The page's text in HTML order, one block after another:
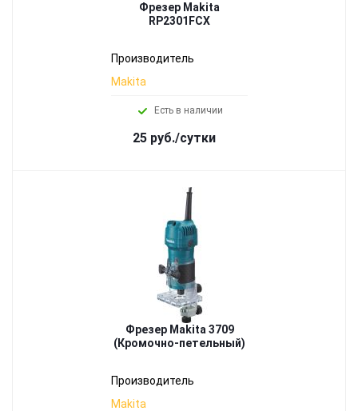
Фрезер Makita
RP2301FCX
Производитель
Makita
Есть в наличии
25 руб./сутки
Фрезер Makita 3709
(Кромочно-петельный)
Производитель
Makita